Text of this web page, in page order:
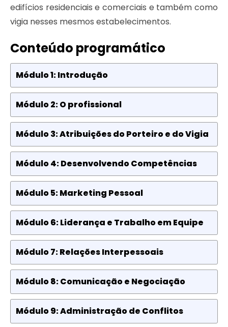
edifícios residenciais e comerciais e também como
vigia nesses mesmos estabelecimentos.
Conteúdo programático
Módulo 1: Introdução
Módulo 2: O profissional
Módulo 3: Atribuições do Porteiro e do Vigia
Módulo 4: Desenvolvendo Competências
Módulo 5: Marketing Pessoal
Módulo 6: Liderança e Trabalho em Equipe
Módulo 7: Relações Interpessoais
Módulo 8: Comunicação e Negociação
Módulo 9: Administração de Conflitos